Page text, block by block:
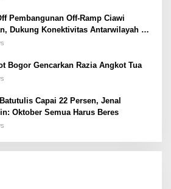
Pembangunan Off-Ramp Ciawi
Dukung Konektivitas Antarwilayah di
Bogor Gencarkan Razia Angkot Tua
Capai 22 Persen, Jenal
Oktober Semua Harus Beres